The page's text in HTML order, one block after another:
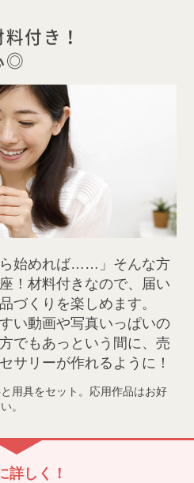
付き！
◎
ら始めれば……」そんな方
！材料付きなので、届い
づくりを楽しめます。
い動画や写真いっぱいの
でもあっという間に、売
サリーが作れるように！
用具をセット。応用作品はお好
。
詳しく！